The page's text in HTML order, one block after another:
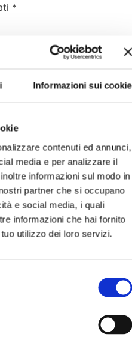
Informazioni sui cookie
contenuti ed annunci,
media e per analizzare il
informazioni sul modo in
partner che si occupano
e social media, i quali
informazioni che hai fornito
utilizzo dei loro servizi.
*
web in questo browser